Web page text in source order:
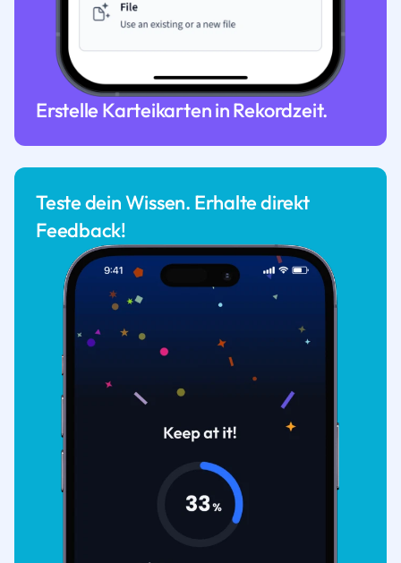
Erstelle Karteikarten in Rekordzeit.
Teste dein Wissen. Erhalte direkt
Feedback!